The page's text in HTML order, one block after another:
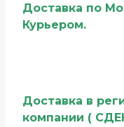
Доставка по
Курьером.
Доставка в
компании (